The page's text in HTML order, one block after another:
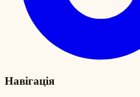
Навігація